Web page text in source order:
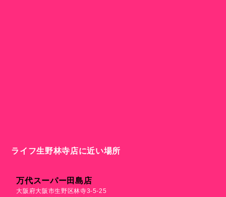
ライフ生野林寺店に近い場所
万代スーパー田島店
大阪府大阪市生野区林寺3-5-25